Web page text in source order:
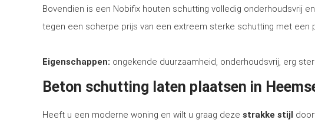
Bovendien is een Nobifix houten schutting volledig onderhoudsvrij
tegen een scherpe prijs van een extreem sterke schutting met een
Eigenschappen: ongekende duurzaamheid, onderhoudsvrij, erg
Beton schutting laten plaatsen in
Heeft u een moderne woning en wilt u graag deze strakke stijl